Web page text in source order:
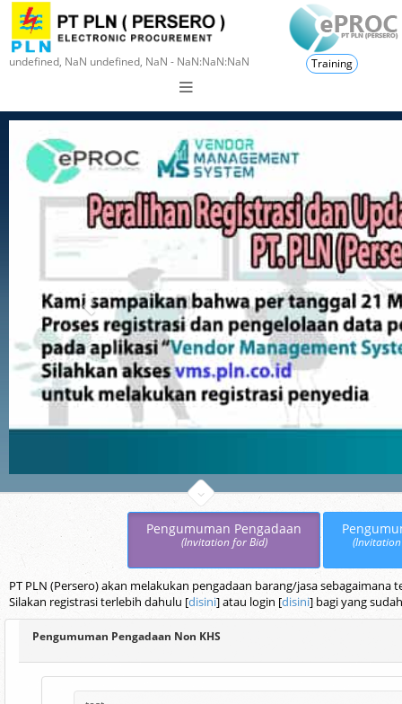
undefined, NaN undefined, NaN - NaN:NaN:NaN Training
Pengumuman Pengadaan
(Invitation for Bid)
PT PLN (Persero) akan melakukan pengadaan barang/jasa
Silakan registrasi terlebih dahulu [disini] atau login [disini] bagi yang
Pengumuman Pengadaan Non KHS